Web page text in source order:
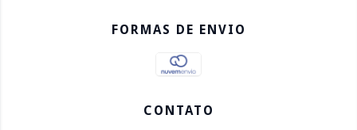
FORMAS DE ENVIO
CONTATO